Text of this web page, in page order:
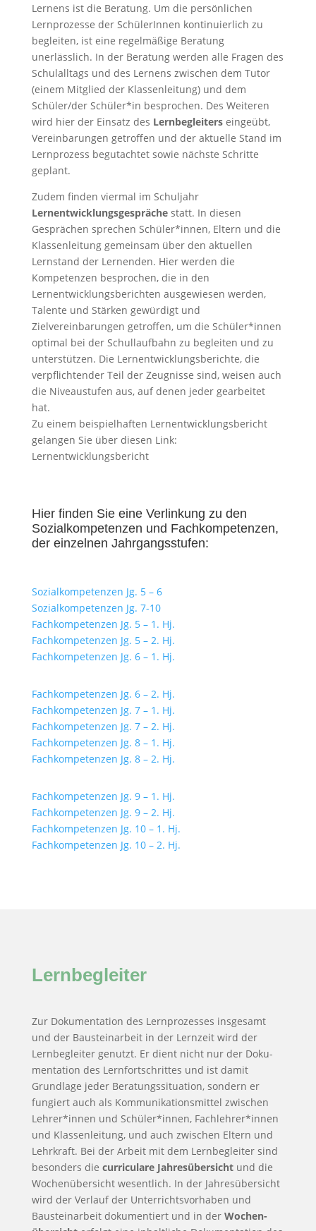
Lernens ist die Beratung. Um die persönlichen
Lernprozesse der SchülerInnen kontinuierlich zu
begleiten, ist eine regelmäßige Beratung
unerlässlich. In der Beratung werden alle Fragen des
Schulalltags und des Lernens zwischen dem Tutor
(einem Mitglied der Klassenleitung) und dem
Schüler/der Schüler*in besprochen. Des Weiteren
wird hier der Einsatz des Lernbegleiterseingeübt,
Vereinbarungen getroffen und der aktuelle Stand im
Lernprozess begutachtet sowie nächste Schritte
geplant.
Zudem finden viermal im Schuljahr
Lernentwicklungsgesprächestatt. In diesen
Gesprächen sprechen Schüler*innen, Eltern und die
Klassenleitung gemeinsam über den aktuellen
Lernstand der Lernenden. Hier werden die
Kompetenzen besprochen, die in den
Lernentwicklungsberichten ausgewiesen werden,
Talente und Stärken gewürdigt und
Zielvereinbarungen getroffen, um die Schüler*innen
optimal bei der Schullaufbahn zu begleiten und zu
unterstützen. Die Lernentwicklungsberichte, die
verpflichtender Teil der Zeugnisse sind, weisen auch
die Niveaustufen aus, auf denen jeder gearbeitet
hat.
Zu einem beispielhaften Lernentwicklungsbericht
gelangen Sie über diesen Link:
Lernentwicklungsbericht
Hier finden Sie eine Verlinkung zu den
Sozialkompetenzen und Fachkompetenzen,
der einzelnen Jahrgangsstufen:
Sozialkompetenzen Jg. 5 – 6
Sozialkompetenzen Jg. 7-10
Fachkompetenzen Jg. 5 – 1. Hj.
Fachkompetenzen Jg. 5 – 2. Hj.
Fachkompetenzen Jg. 6 – 1. Hj.
Fachkompetenzen Jg. 6 – 2. Hj.
Fachkompetenzen Jg. 7 – 1. Hj.
Fachkompetenzen Jg. 7 – 2. Hj.
Fachkompetenzen Jg. 8 – 1. Hj.
Fachkompetenzen Jg. 8 – 2. Hj.
Fachkompetenzen Jg. 9 – 1. Hj.
Fachkompetenzen Jg. 9 – 2. Hj.
Fachkompetenzen Jg. 10 – 1. Hj.
Fachkompetenzen Jg. 10 – 2. Hj.
Lernbegleiter
Zur Dokumentation des Lernpro­zesses insgesamt
und der Baustein­arbeit in der Lernzeit wird der
Lern­begleiter genutzt. Er dient nicht nur der Doku­
mentation des Lernfort­schrittes und ist damit
Grund­lage jeder Beratungs­situation, sondern er
fungiert auch als Kommu­nikations­mittel zwischen
Lehrer*innen und Schüler*innen, Fachlehrer*innen
und Klassenleitung, und auch zwischen Eltern und
Lehrkraft. Bei der Arbeit mit dem Lern­begleiter sind
besonders die curriculare Jahresübersichtund die
Wochenübersicht wesentlich. In der Jahres­übersicht
wird der Verlauf der Unterrichts­vorhaben und
Baustein­arbeit dokumentiert und in der Wochen­